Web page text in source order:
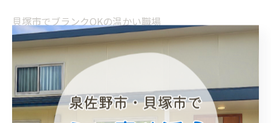
貝塚市でブランクOKの温かい職場
貝塚市で支え合う働きやすい現場
--------------------------------------------------------------------
--